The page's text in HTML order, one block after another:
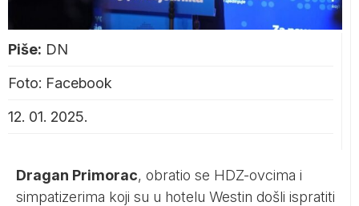
Piše: DN
Foto: Facebook
12. 01. 2025.
Dragan Primorac, obratio se HDZ-ovcima i
simpatizerima koji su u hotelu Westin došli ispratiti